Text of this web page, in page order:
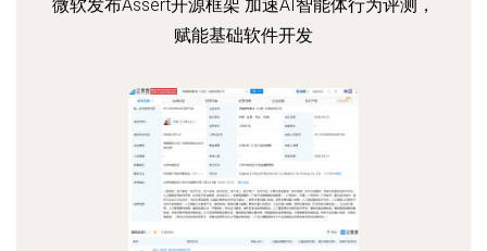
微软发布Assert开源框架 加速AI智能体行为评测，
赋能基础软件开发